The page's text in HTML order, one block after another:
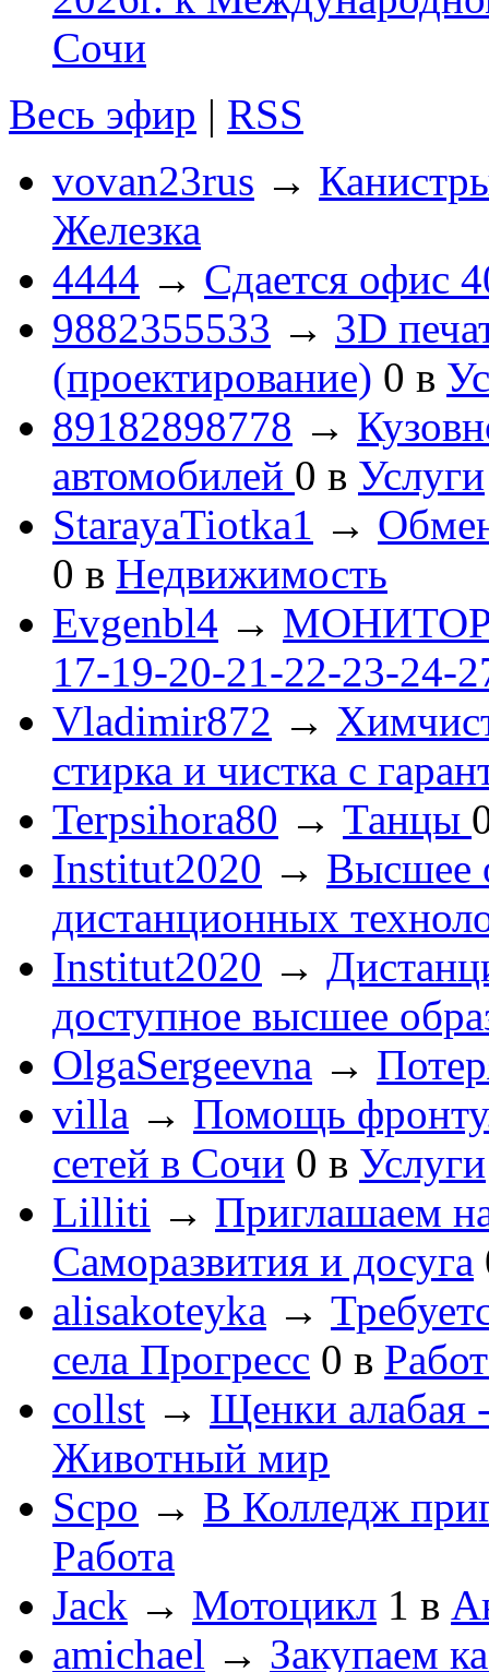
Сочи
Весь эфир | RSS
vovan23rus →
Железка
4444 → Сдается офис
9882355533 → 3D
(проектирование) 0 в
89182898778 →
автомобилей 0 в Услуги
StarayaTiotka1 →
0 в Недвижимость
Evgenbl4 → МОНИТОРЫ
17-19-20-21-22-23-24-
Vladimir872 →
стирка и чистка с
Terpsihora80 → Танцы
Institut2020 → Высшее
дистанционных
Institut2020 →
доступное высшее
OlgaSergeevna →
villa → Помощь
сетей в Сочи 0 в Услуги
Lilliti → Приглашаем
Саморазвития и досуга
alisakoteyka →
села Прогресс 0 в
collst → Щенки алабая
Животный мир
Scpo → В Колледж
Работа
Jack → Мотоцикл 1 в
amichael → Закупаем